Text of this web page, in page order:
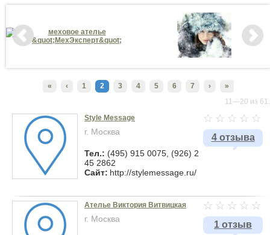
« ‹ 1 2 3 4 5 6 7 ›
»
11—20 из 61.
4 отзыва
Style Message
г. Москва
Тел.: (495) 915 0075, (926) 2
45 2862
Сайт: http://stylemessage.ru/
1 отзыв
Ателье Виктория Витвицкая
г. Москва